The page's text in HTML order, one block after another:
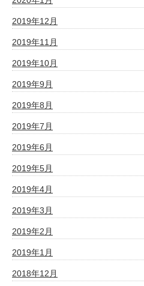
2019年12月
2019年11月
2019年10月
2019年9月
2019年8月
2019年7月
2019年6月
2019年5月
2019年4月
2019年3月
2019年2月
2019年1月
2018年12月